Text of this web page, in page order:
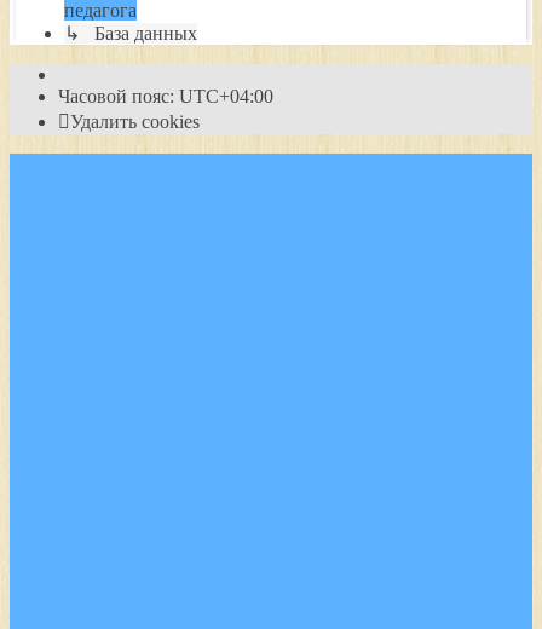
педагога
↳ База данных
Часовой пояс: UTC+04:00
Удалить cookies